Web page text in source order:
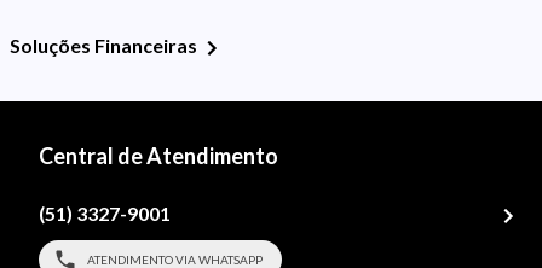
Soluções Financeiras
Central de Atendimento
(51) 3327-9001
ATENDIMENTO VIA WHATSAPP